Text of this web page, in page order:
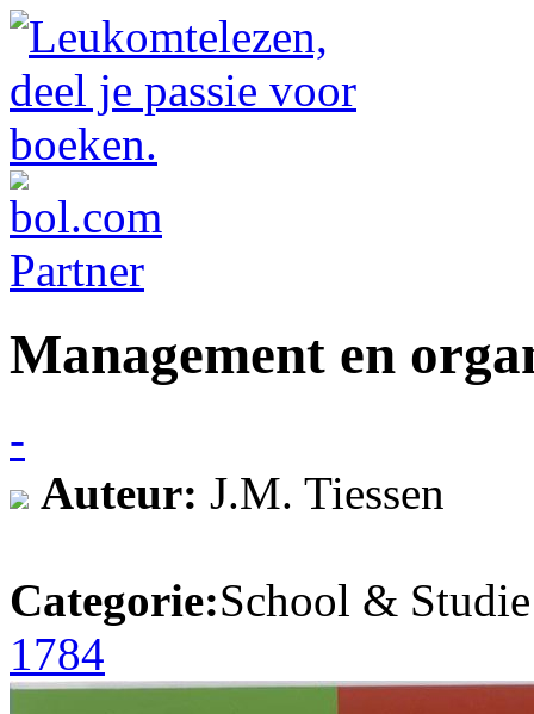
Management en
-
Auteur: J.M. Tiessen
Categorie:School &
1784